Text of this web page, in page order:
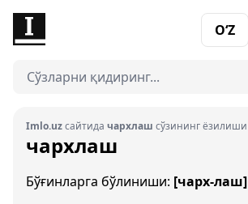
O‘Z
Imlo.uzсайтида чархлаш сўзининг ёзилиши
чархлаш
Бўғинларга бўлиниши: [чарх-лаш]